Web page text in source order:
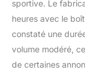
sportive. Le
heures avec le
constaté une
volume modéré,
de certaines